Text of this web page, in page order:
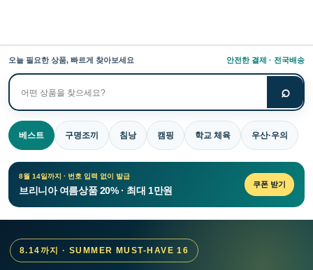
오늘 필요한 상품, 빠르게 찾아보세요 안전한 결제 · 전국배송
상
품
검
색
⌕
베스트 구명조끼 침낭 캠핑 학교 체육 우산·우의
8월 14일까지 · 번호 입력 없이 발급
브리니아 여름상품 20% · 최대 1만원
쿠폰 받기
8.14까지 · SUMMER MUST-HAVE 16